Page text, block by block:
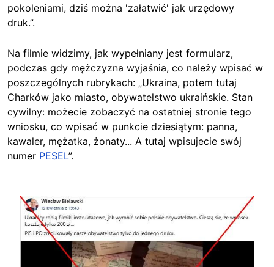
pokoleniami, dziś można 'załatwić' jak urzędowy
druk.”.
Na filmie widzimy, jak wypełniany jest formularz,
podczas gdy mężczyzna wyjaśnia, co należy wpisać w
poszczególnych rubrykach: „Ukraina, potem tutaj
Charków jako miasto, obywatelstwo ukraińskie. Stan
cywilny: możecie zobaczyć na ostatniej stronie tego
wniosku, co wpisać w punkcie dziesiątym: panna,
kawaler, mężatka, żonaty... A tutaj wpisujecie swój
numer PESEL”.
Image